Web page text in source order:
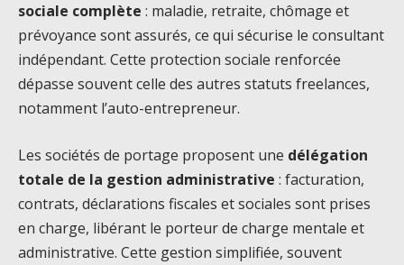
sociale complète : maladie, retraite, chômage et
prévoyance sont assurés, ce qui sécurise le consultant
indépendant. Cette protection sociale renforcée
dépasse souvent celle des autres statuts freelances,
notamment l’auto-entrepreneur.
Les sociétés de portage proposent une délégation
totale de la gestion administrative : facturation,
contrats, déclarations fiscales et sociales sont prises
en charge, libérant le porteur de charge mentale et
administrative. Cette gestion simplifiée, souvent